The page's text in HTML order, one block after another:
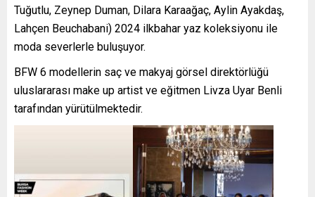
Tuğutlu, Zeynep Duman, Dilara Karaağaç, Aylin Ayakdaş,
Lahçen Beuchabani) 2024 ilkbahar yaz koleksiyonu ile
moda severlerle buluşuyor.
BFW 6 modellerin saç ve makyaj görsel direktörlüğü
uluslararası make up artist ve eğitmen Livza Uyar Benli
tarafından yürütülmektedir.